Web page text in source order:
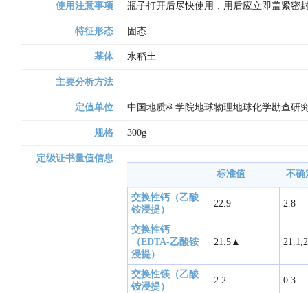
使用注意事项 瓶子打开后尽快使用，用后应立即盖紧密
特征形态 固态
基体 水稻土
主要分析方法
定值单位 中国地质科学院地球物理地球化学勘查研
规格 300g
定级证书量值信息
标准值
不确
交换性钙（乙酸
铵浸提）
22.9 2.8
交换性钙
（EDTA-乙酸铵
浸提）
21.5▲
交换性镁（乙酸
铵浸提）
2.2 0.3